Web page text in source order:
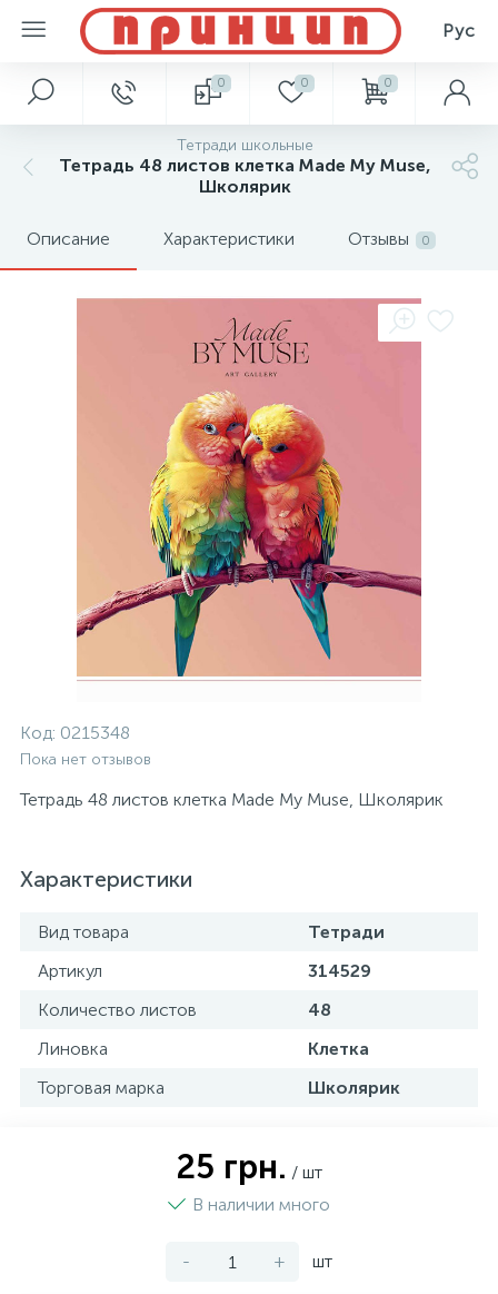
Рус
0 0 0
Тетради школьные
Тетрадь 48 листов клетка Made My Muse,
Школярик
Описание Характеристики Отзывы 0
Код: 0215348
Пока нет отзывов
Тетрадь 48 листов клетка Made My Muse, Школярик
Характеристики
Вид товара
Тетради
Артикул
314529
Количество листов
48
Линовка
Клетка
Торговая марка
Школярик
25 грн. / шт
В наличии много
- + шт